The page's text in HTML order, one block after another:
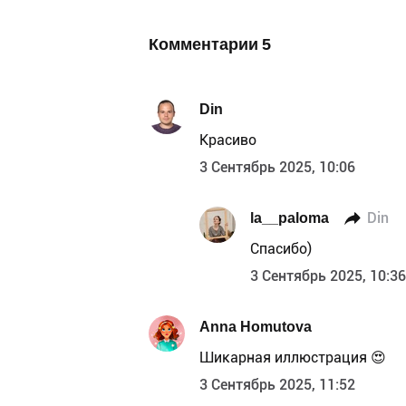
Комментарии 5
Din
Красиво
3 Сентябрь 2025, 10:06
la__paloma Din
Спасибо)
3 Сентябрь 2025, 10:36
Anna Homutova
Шикарная иллюстрация 😍
3 Сентябрь 2025, 11:52